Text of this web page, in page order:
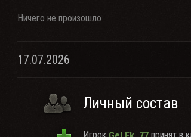
Ничего не произошло
17.07.2026
Личный состав